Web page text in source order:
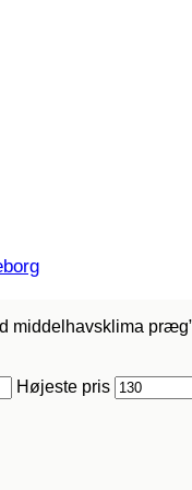
middelhavsklima
Højeste pris